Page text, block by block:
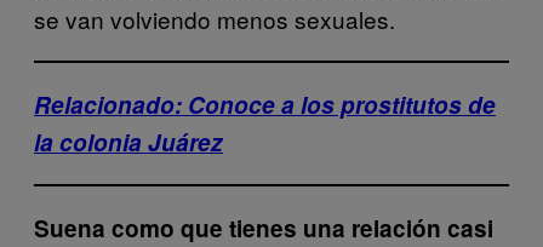
se van volviendo menos sexuales.
Relacionado: Conoce a los prostitutos de
la colonia Juárez
Suena como que tienes una relación casi